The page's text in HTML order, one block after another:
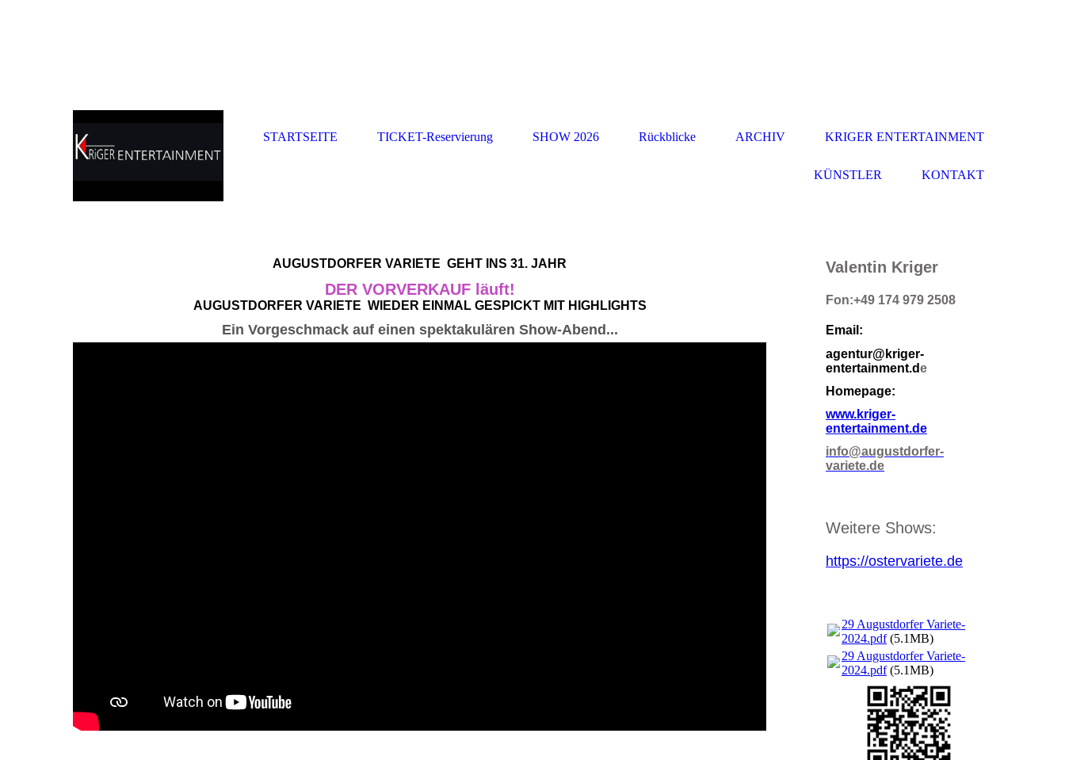
STARTSEITE TICKET-Reservierung SHOW 2026 Rückblicke ARCHIV KRIGER ENTERTAINMENT
KÜNSTLER KONTAKT
AUGUSTDORFER VARIETE GEHT INS 31. JAHR
DER VORVERKAUF läuft!
AUGUSTDORFER VARIETE WIEDER EINMAL GESPICKT MIT HIGHLIGHTS
Ein Vorgeschmack auf einen spektakulären Show-Abend...
Valentin Kriger
Fon:+49 174 979 2508
Emai l:
agentur@kriger-
entertainment.de
Homepage:
www.kriger-
entertainment.de
info@augustdorfer-
variete.de
Weitere Shows:
https://ostervariete.de
29 Augustdorfer Variete-
2024.pdf(5.1MB)
29 Augustdorfer Variete-
2024.pdf(5.1MB)